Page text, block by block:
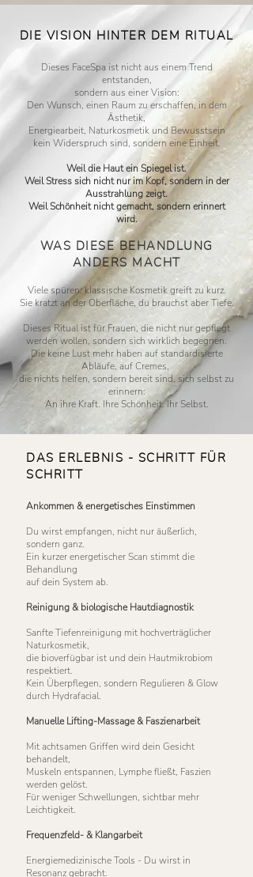
DIE VISION HINTER DEM RITUAL​
Dieses FaceSpa ist nicht aus einem Trend
entstanden,
sondern aus einer Vision:
Den Wunsch, einen Raum zu erschaffen, in dem
Ästhetik,
Energiearbeit, Naturkosmetik und Bewusstsein
kein Widerspruch sind, sondern eine Einheit.
Weil die Haut ein Spiegel ist.
Weil Stress sich nicht nur im Kopf, sondern in der
Ausstrahlung zeigt.
Weil Schönheit nicht gemacht, sondern erinnert
wird.
WAS DIESE BEHANDLUNG
ANDERS MACHT
Viele spüren: klassische Kosmetik greift zu kurz.
Sie kratzt an der Oberfläche, du brauchst aber Tiefe.
Dieses Ritual ist für Frauen, die nicht nur gepflegt
werden wollen, sondern sich wirklich begegnen.
Die keine Lust mehr haben auf standardisierte
Abläufe, auf Cremes,
die nichts helfen, sondern bereit sind, sich selbst zu
erinnern:
An ihre Kraft. Ihre Schönheit. Ihr Selbst.
DAS ERLEBNIS - SCHRITT FÜR
SCHRITT
Ankommen & energetisches Einstimmen
Du wirst empfangen, nicht nur äußerlich,
sondern ganz.
Ein kurzer energetischer Scan stimmt die
Behandlung
auf dein System ab.
Reinigung & biologische Hautdiagnostik
Sanfte Tiefenreinigung mit hochverträglicher
Naturkosmetik,
die bioverfügbar ist und dein Hautmikrobiom
respektiert.
Kein Überpflegen, sondern Regulieren & Glow
durch Hydrafacial.
Manuelle Lifting-Massage & Faszienarbeit
Mit achtsamen Griffen wird dein Gesicht
behandelt,
Muskeln entspannen, Lymphe fließt, Faszien
werden gelöst.
Für weniger Schwellungen, sichtbar mehr
Leichtigkeit.
Frequenzfeld- & Klangarbeit
Energiemedizinische Tools - Du wirst in
Resonanz gebracht.